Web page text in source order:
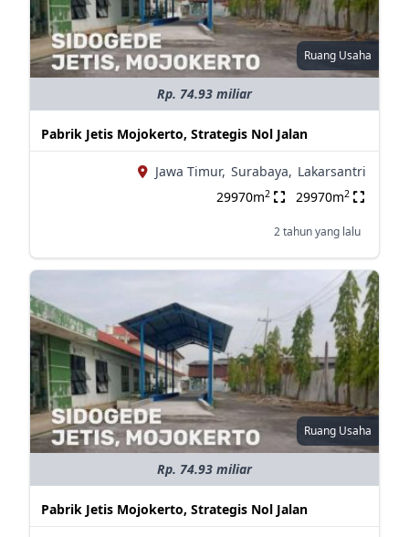
Ruang Usaha
Rp. 74.93 miliar
Pabrik Jetis Mojokerto, Strategis Nol Jalan
Jawa Timur, Surabaya, Lakarsantri
29970m2 29970m2
2 tahun yang lalu
Ruang Usaha
Rp. 74.93 miliar
Pabrik Jetis Mojokerto, Strategis Nol Jalan